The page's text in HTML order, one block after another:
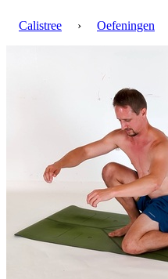
Calistree › Oefeningen